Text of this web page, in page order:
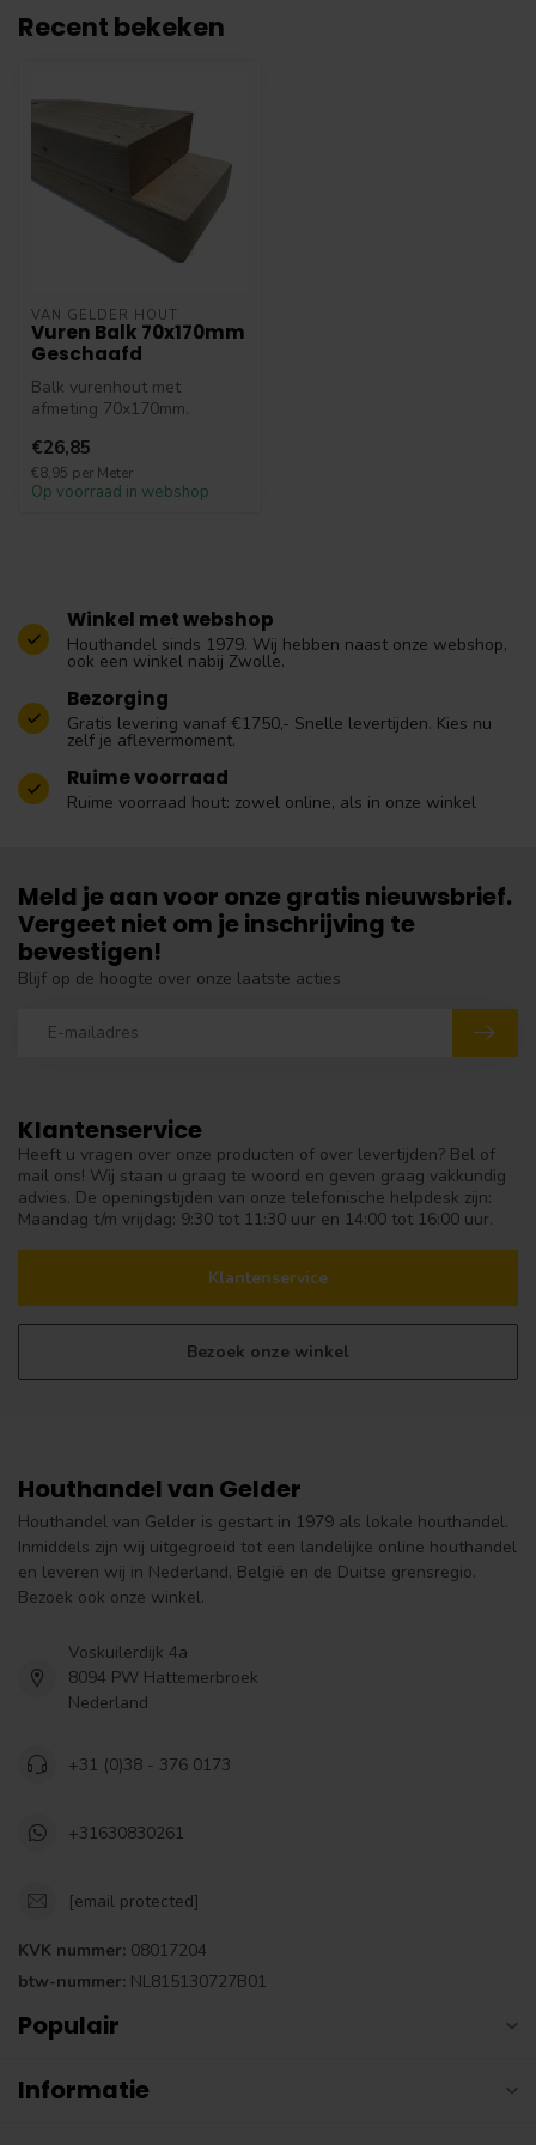
Recent bekeken
VAN GELDER HOUT
Vuren Balk 70x170mm
Geschaafd
Balk vurenhout met
afmeting 70x170mm.
balken verkrijgbaar....
€26,85
€8,95 per Meter
Op voorraad in webshop
Winkel met webshop
Houthandel sinds 1979. Wij hebben naast onze webshop,
ook een winkel nabij Zwolle.
Bezorging
Gratis levering vanaf €1750,- Snelle levertijden. Kies nu
zelf je aflevermoment.
Ruime voorraad
Ruime voorraad hout: zowel online, als in onze winkel
Klantenservice
Heeft u vragen over onze producten of over levertijden? Bel of
mail ons! Wij staan u graag te woord en geven graag vakkundig
advies. De openingstijden van onze telefonische helpdesk zijn:
Maandag t/m vrijdag: 9:30 tot 11:30 uur en 14:00 tot 16:00 uur.
Klantenservice
Bezoek onze winkel
Meld je aan voor onze gratis nieuwsbrief.
Vergeet niet om je inschrijving te
bevestigen!
Blijf op de hoogte over onze laatste acties
Houthandel van Gelder
Houthandel van Gelder is gestart in 1979 als lokale houthandel.
Inmiddels zijn wij uitgegroeid tot een landelijke online houthandel
en leveren wij in Nederland, België en de Duitse grensregio.
Bezoek ook onze winkel.
Voskuilerdijk 4a
8094 PW Hattemerbroek
Nederland
+31 (0)38 - 376 0173
+31630830261
[email protected]
KVK nummer: 08017204
btw-nummer: NL815130727B01
Populair
Informatie